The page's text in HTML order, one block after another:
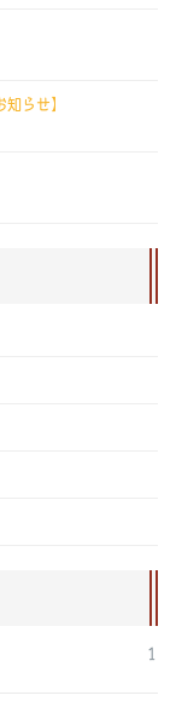
らせ】
1